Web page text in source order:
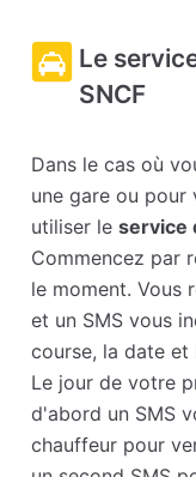
Le
SNCF
Dans le cas où
une gare ou pour
utiliser leservice
Commencez par
le moment. Vous
et un SMS vous
course, la date et
Le jour de votre
d'abord un SMS
chauffeur pour